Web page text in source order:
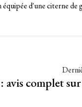
d'une citerne de
avis complet